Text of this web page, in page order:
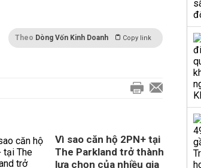
Theo Dòng Vốn Kinh Doanh Copy link
Vì sao căn hộ 2PN+ tại
The Parkland trở thành
lựa chọn của nhiều gia